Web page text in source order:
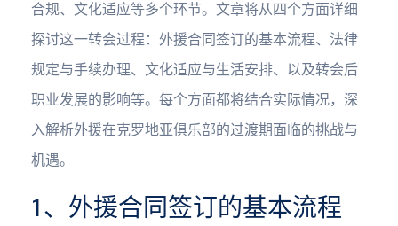
合规、文化适应等多个环节。文章将从四个方面详细
探讨这一转会过程：外援合同签订的基本流程、法律
规定与手续办理、文化适应与生活安排、以及转会后
职业发展的影响等。每个方面都将结合实际情况，深
入解析外援在克罗地亚俱乐部的过渡期面临的挑战与
机遇。
1、外援合同签订的基本流程